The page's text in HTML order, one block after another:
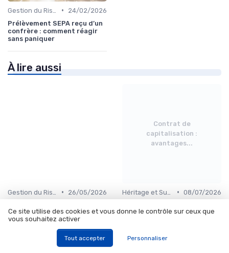
•
24/02/2026
Prélèvement SEPA reçu d’un
confrère : comment réagir
sans paniquer
À lire aussi
•
26/05/2026
dirigeants de PME rentables
avec leur cash (et pourquoi le
laisser en compte courant
Contrat de
capitalisation :
avantages...
• 08/07/2026
avantages IFI, transmission
vie
Ce site utilise des cookies et vous donne le contrôle sur ceux que
vous souhaitez activer
Tout accepter Personnaliser